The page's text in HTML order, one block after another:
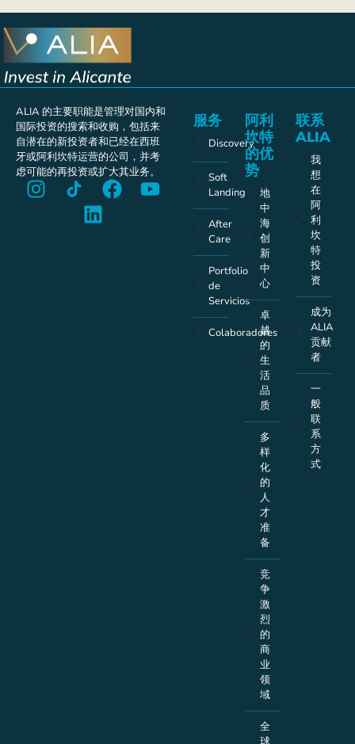
ALIA 的主要职能是管理对国内和
国际投资的搜索和收购，包括来
自潜在的新投资者和已经在西班
牙或阿利坎特运营的公司，并考
虑可能的再投资或扩大其业务。
服务
Discovery
Soft
Landing
After
Care
Portfolio
de
Servicios
Colaboradores
阿利
坎特
的优
势
地
中
海
创
新
中
心
卓
越
的
生
活
品
质
多
样
化
的
人
才
准
备
竞
争
激
烈
的
商
业
领
域
全
联系
ALIA
我
想
在
阿
利
坎
特
投
资
成为
ALIA
贡献
者
一
般
联
系
方
式